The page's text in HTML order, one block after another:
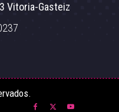
Vitoria-Gasteiz